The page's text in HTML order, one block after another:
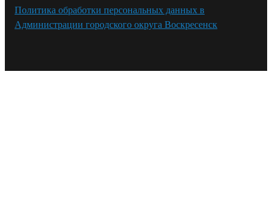
Политика обработки персональных данных в
Администрации городского округа Воскресенск